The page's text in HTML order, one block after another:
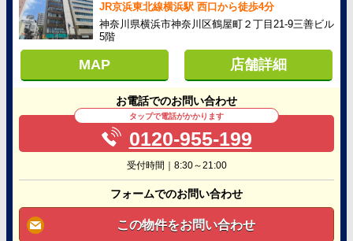
JR京浜東北線横浜駅 西口から徒歩4分
神奈川県横浜市神奈川区鶴屋町２丁目21-9三善ビル
5階
MAP 店舗詳細
お電話でのお問い合わせ
タップで電話がかかります
0120-955-199
受付時間｜8:30～21:00
フォームでのお問い合わせ
この物件をお問い合わせ